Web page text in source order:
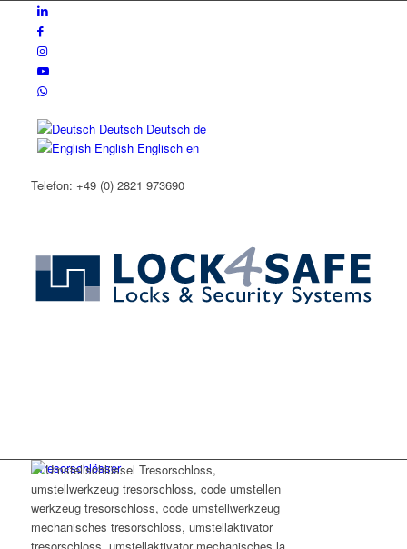
Deutsch Deutsch de
English Englisch en
Telefon: +49 (0) 2821 973690
Tresorschlösser